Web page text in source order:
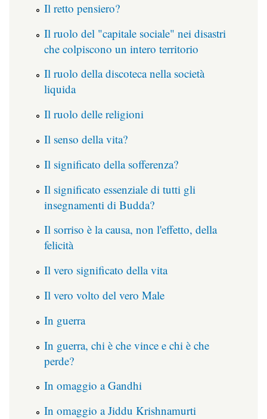
Il retto pensiero?
Il ruolo del "capitale sociale" nei disastri
che colpiscono un intero territorio
Il ruolo della discoteca nella società
liquida
Il ruolo delle religioni
Il senso della vita?
Il significato della sofferenza?
Il significato essenziale di tutti gli
insegnamenti di Budda?
Il sorriso è la causa, non l'effetto, della
felicità
Il vero significato della vita
Il vero volto del vero Male
In guerra
In guerra, chi è che vince e chi è che
perde?
In omaggio a Gandhi
In omaggio a Jiddu Krishnamurti